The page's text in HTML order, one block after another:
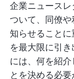
企業ニュース
ついて、同僚
知らせること
を最大限に引
には、何を紹
とを決める必要